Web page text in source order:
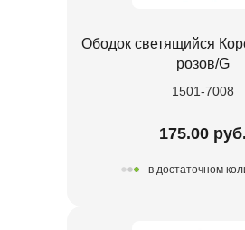
Ободок светящийся
розов/G
1501-7008
175.00 руб.
в достаточном